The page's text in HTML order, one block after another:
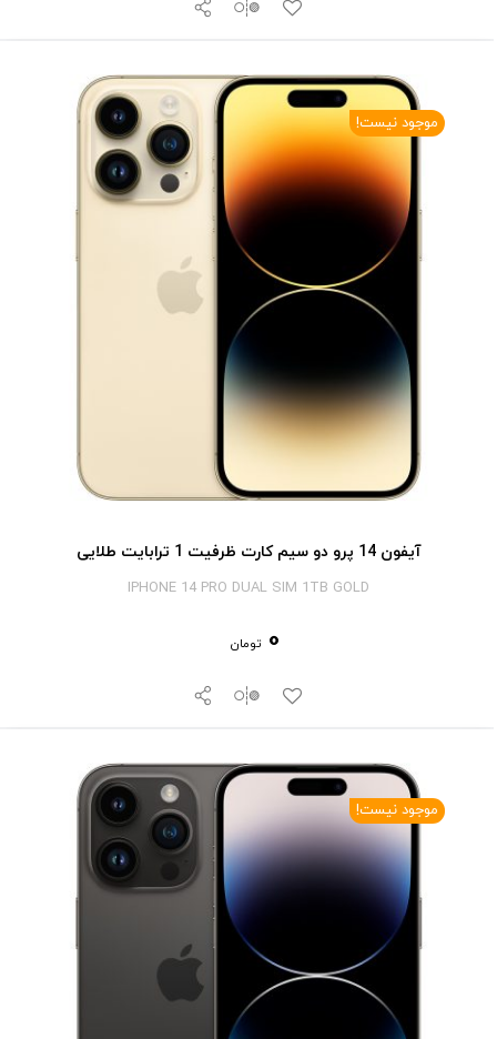
موجود نیست!
آیفون 14 پرو دو سیم کارت ظرفیت 1 ترابایت طلایی
IPHONE 14 PRO DUAL SIM 1TB GOLD
0 تومان
موجود نیست!